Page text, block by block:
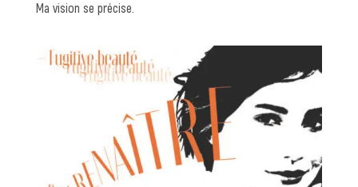
Ma vision se précise.